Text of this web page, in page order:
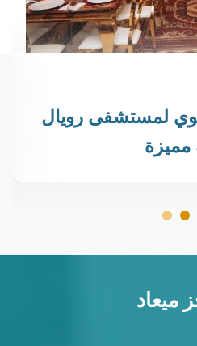
لمستشفى رويال
مميزة
ميعاد